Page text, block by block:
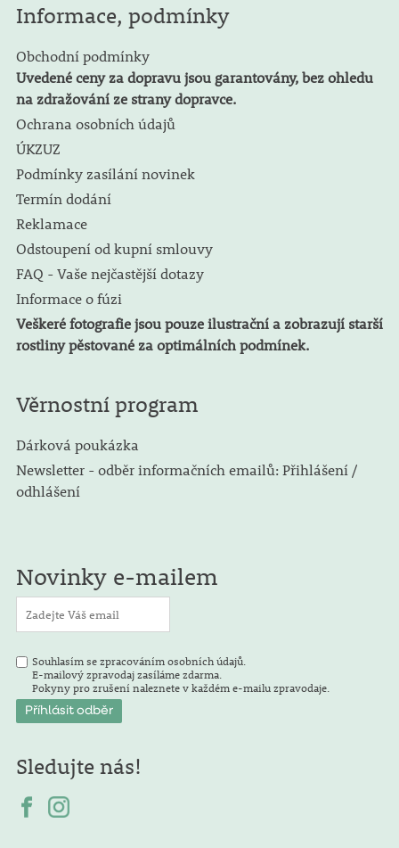
Informace, podmínky
Obchodní podmínky
Uvedené ceny za dopravu jsou garantovány, bez ohledu
na zdražování ze strany dopravce.
Ochrana osobních údajů
ÚKZUZ
Podmínky zasílání novinek
Termín dodání
Reklamace
Odstoupení od kupní smlouvy
FAQ - Vaše nejčastější dotazy
Informace o fúzi
Veškeré fotografie jsou pouze ilustrační a zobrazují starší
rostliny pěstované za optimálních podmínek.
Věrnostní program
Dárková poukázka
Newsletter - odběr informačních emailů: Přihlášení /
odhlášení
Novinky e-mailem
Souhlasím se zpracováním osobních údajů.
E-mailový zpravodaj zasíláme zdarma.
Pokyny pro zrušení naleznete v každém e-mailu zpravodaje.
Sledujte nás!